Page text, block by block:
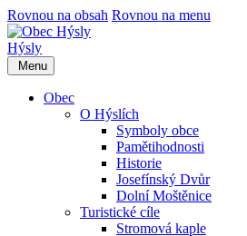
Rovnou na obsah Rovnou na menu
Hýsly
Menu
Obec
O Hýslích
Symboly obce
Pamětihodnosti
Historie
Josefínský Dvůr
Dolní Moštěnice
Turistické cíle
Stromová kaple